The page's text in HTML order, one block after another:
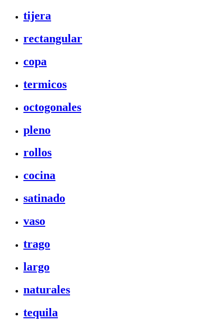
tijera
rectangular
copa
termicos
octogonales
pleno
rollos
cocina
satinado
vaso
trago
largo
naturales
tequila